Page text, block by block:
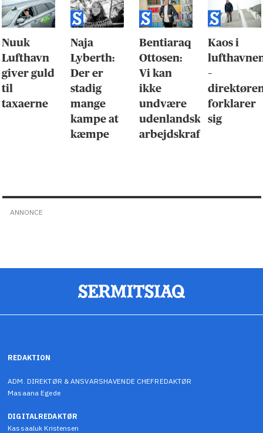
Nuuk
Lufthavn
giver guld
til
taxaerne
Naja
Lyberth:
Der er
stadig
mange
kampe at
kæmpe
Bentiaraq
Ottosen:
Vi kan
ikke
undvære
udenlandsk
arbejdskraft
Kaos i
–
forklarer
sig
ANNONCE
REDAKTION
ADM. DIREKTØR & ANSVARSHAVENDE CHEFREDAKTØR
Masaana Egede
DIGITALREDAKTØR
Kassaaluk Kristensen